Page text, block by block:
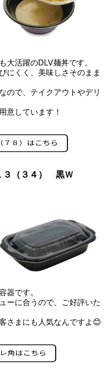
大活躍のDLV麺丼です。
にくく、美味しさそのまま
ので、テイクアウトやデリ
意しています！
３（３４） 黒Ｗ
器です。
ーに合うので、ご好評いた
さまにも人気なんですよ😊